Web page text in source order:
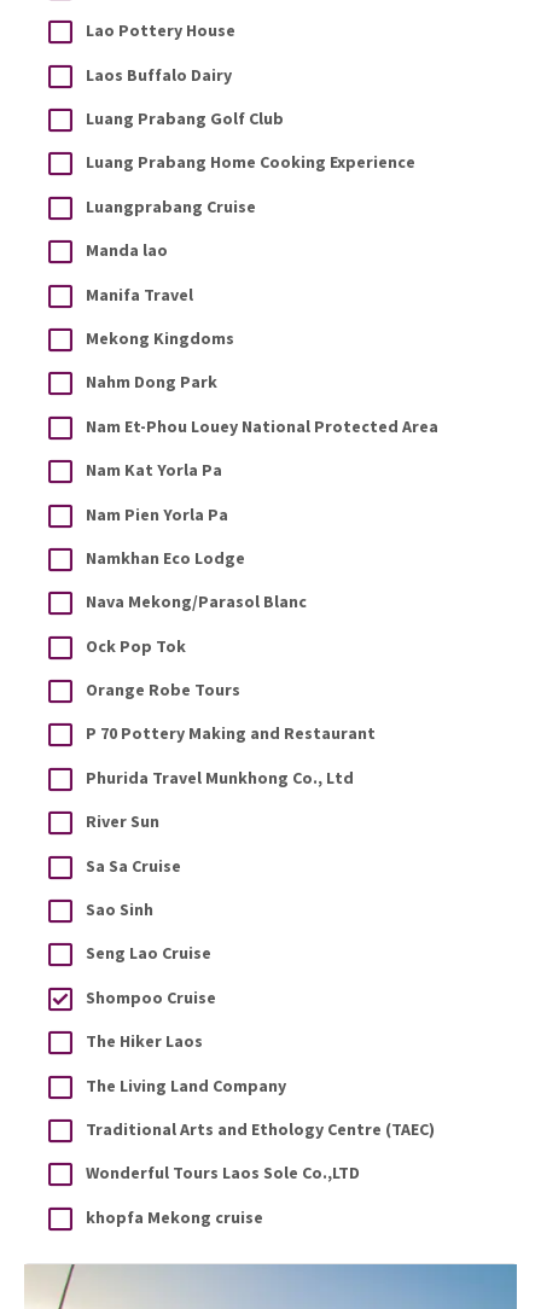
Lao Pottery House
Laos Buffalo Dairy
Luang Prabang Golf Club
Luang Prabang Home Cooking Experience
Luangprabang Cruise
Manda lao
Manifa Travel
Mekong Kingdoms
Nahm Dong Park
Nam Et-Phou Louey National Protected Area
Nam Kat Yorla Pa
Nam Pien Yorla Pa
Namkhan Eco Lodge
Nava Mekong/Parasol Blanc
Ock Pop Tok
Orange Robe Tours
P 70 Pottery Making and Restaurant
Phurida Travel Munkhong Co., Ltd
River Sun
Sa Sa Cruise
Sao Sinh
Seng Lao Cruise
Shompoo Cruise
The Hiker Laos
The Living Land Company
Traditional Arts and Ethology Centre (TAEC)
Wonderful Tours Laos Sole Co.,LTD
khopfa Mekong cruise